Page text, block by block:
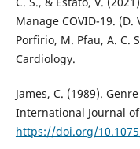
Manage COVID-19. (D.
Porfirio, M. Pfau, A. C.
Cardiology.
James, C. (1989).
International Journal
https://doi.org/